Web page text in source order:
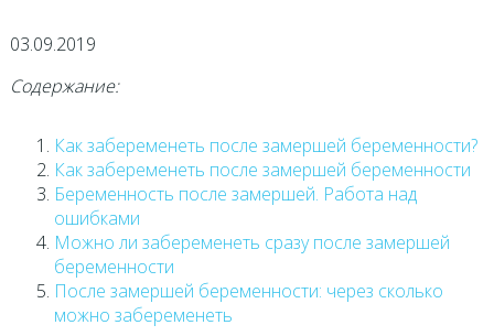
03.09.2019
Содержание:
Как забеременеть после замершей беременности?
Как забеременеть после замершей беременности
Беременность после замершей. Работа над
ошибками
Можно ли забеременеть сразу после замершей
беременности
После замершей беременности: через сколько
можно забеременеть